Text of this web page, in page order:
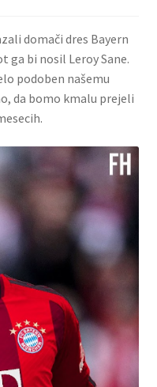
domači dres Bayern
ga bi nosil Leroy Sane.
podoben našemu
da bomo kmalu prejeli